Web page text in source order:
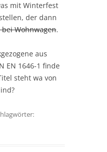
mit Winterfest
der dann
Wohnwagen.
aus
EN 1646-1 finde
steht wa von